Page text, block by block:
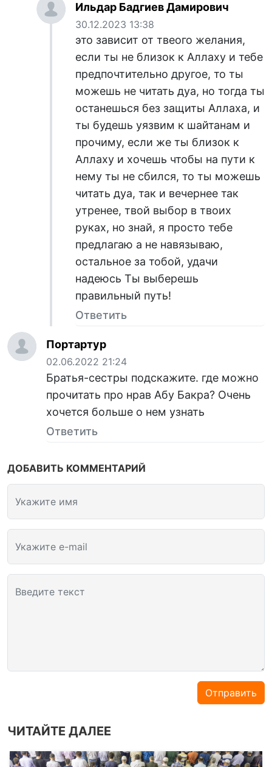
Ильдар Бадгиев Дамирович
30.12.2023 13:38
это зависит от твеого желания,
если ты не близок к Аллаху и тебе
предпочтительно другое, то ты
можешь не читать дуа, но тогда ты
останешься без защиты Аллаха, и
ты будешь уязвим к шайтанам и
прочиму, если же ты близок к
Аллаху и хочешь чтобы на пути к
нему ты не сбился, то ты можешь
читать дуа, так и вечернее так
утренее, твой выбор в твоих
руках, но знай, я просто тебе
предлагаю а не навязываю,
остальное за тобой, удачи
надеюсь Ты выберешь
правильный путь!
Ответить
Портартур
02.06.2022 21:24
Братья-сестры подскажите. где можно
прочитать про нрав Абу Бакра? Очень
хочется больше о нем узнать
Ответить
ДОБАВИТЬ КОММЕНТАРИЙ
Укажите имя
Укажите e-mail
Введите текст
Отправить
ЧИТАЙТЕ ДАЛЕЕ